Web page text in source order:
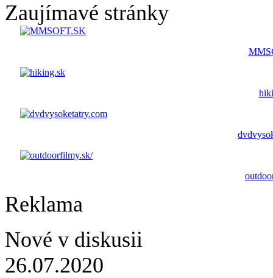
Zaujímavé stránky
Reklama
Nové v diskusii
26.07.2020